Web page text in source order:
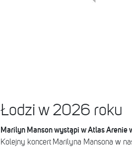
Łodzi w 2026 roku
Marilyn Manson wystąpi w Atlas Arenie
Kolejny koncert Marilyna Mansona w